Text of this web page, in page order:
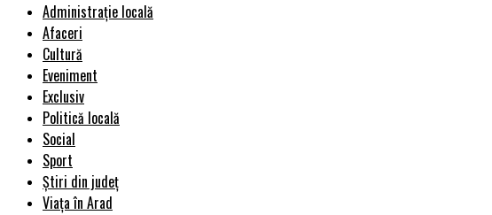
Administrație locală
Afaceri
Cultură
Eveniment
Exclusiv
Politică locală
Social
Sport
Știri din județ
Viața în Arad